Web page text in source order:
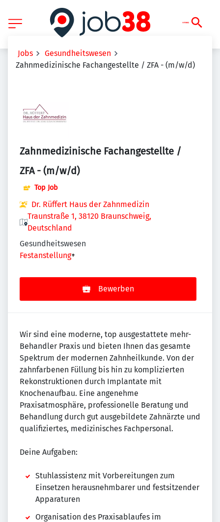
Jobs
Gesundheitswesen
Zahnmedizinische Fachangestellte / ZFA - (m/w/d)
Zahnmedizinische Fachangestellte /
ZFA - (m/w/d)
Top Job
Dr. Rüffert Haus der Zahnmedizin
Traunstraße 1, 38120 Braunschweig,
Deutschland
Gesundheitswesen
Festanstellung+
Bewerben
Wir sind eine moderne, top ausgestattete mehr-
Behandler Praxis und bieten Ihnen das gesamte
Spektrum der modernen Zahnheilkunde. Von der
zahnfarbenen Füllung bis hin zu komplizierten
Rekonstruktionen durch Implantate mit
Knochenaufbau. Eine angenehme
Praxisatmosphäre, professionelle Beratung und
Behandlung durch gut ausgebildete Zahnärzte und
qualifiziertes, medizinisches Fachpersonal.
Deine Aufgaben:
Stuhlassistenz mit Vorbereitungen zum
Einsetzen herausnehmbarer und festsitzender
Apparaturen
Organisation des Praxisablaufes im